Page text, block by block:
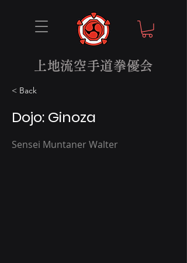
上地流空手道拳優会
< Back
Dojo: Ginoza
Sensei Muntaner Walter